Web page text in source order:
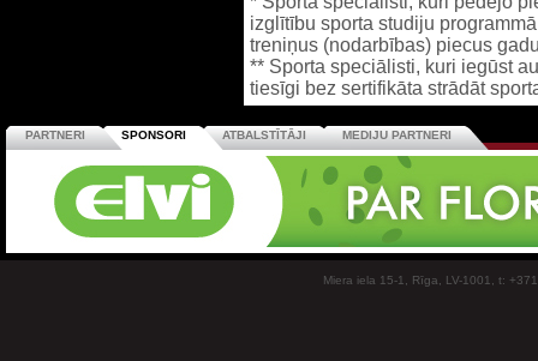
izglītību sporta studiju
treniņus (nodarbības) piecus
** Sporta speciālisti, kuri iegūst
tiesīgi bez sertifikāta strādāt
PARTNERI SPONSORI ATBALSTĪTĀJI MEDIJU PARTNERI
Miera iela 15-1, Rīga, LV-1001, t: